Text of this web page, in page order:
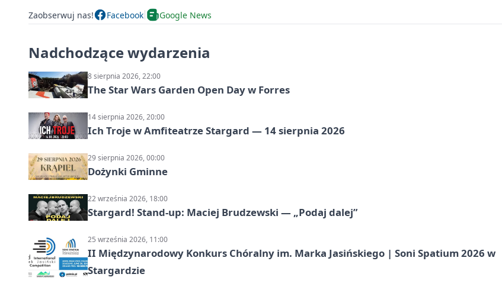
Zaobserwuj nas! Facebook Google News
Nadchodzące wydarzenia
8 sierpnia 2026, 22:00
The Star Wars Garden Open Day w Forres
14 sierpnia 2026, 20:00
Ich Troje w Amfiteatrze Stargard — 14 sierpnia 2026
29 sierpnia 2026, 00:00
Dożynki Gminne
22 września 2026, 18:00
Stargard! Stand-up: Maciej Brudzewski — „Podaj dalej”
25 września 2026, 11:00
II Międzynarodowy Konkurs Chóralny im. Marka Jasińskiego | Soni Spatium 2026 w
Stargardzie